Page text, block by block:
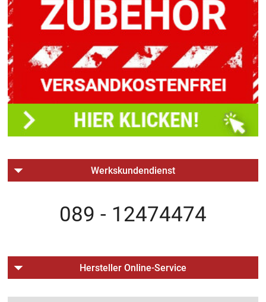
Werkskundendienst
089 - 12474474
Hersteller Online-Service